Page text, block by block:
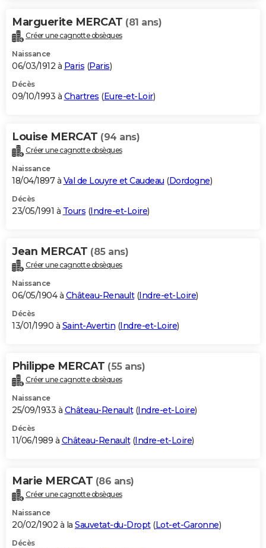
Marguerite MERCAT (81 ans)
Créer une cagnotte obsèques
Naissance
06/03/1912 à Paris (Paris)
Décès
09/10/1993 à Chartres (Eure-et-Loir)
Louise MERCAT (94 ans)
Créer une cagnotte obsèques
Naissance
18/04/1897 à Val de Louyre et Caudeau (Dordogne)
Décès
23/05/1991 à Tours (Indre-et-Loire)
Jean MERCAT (85 ans)
Créer une cagnotte obsèques
Naissance
06/05/1904 à Château-Renault(Indre-et-Loire)
Décès
13/01/1990 à Saint-Avertin (Indre-et-Loire)
Philippe MERCAT (55 ans)
Créer une cagnotte obsèques
Naissance
25/09/1933 à Château-Renault(Indre-et-Loire)
Décès
11/06/1989 à Château-Renault(Indre-et-Loire)
Marie MERCAT (86 ans)
Créer une cagnotte obsèques
Naissance
20/02/1902 à la Sauvetat-du-Dropt(Lot-et-Garonne)
Décès